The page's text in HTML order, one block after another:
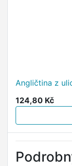
Angličtina z
124,80 Kč